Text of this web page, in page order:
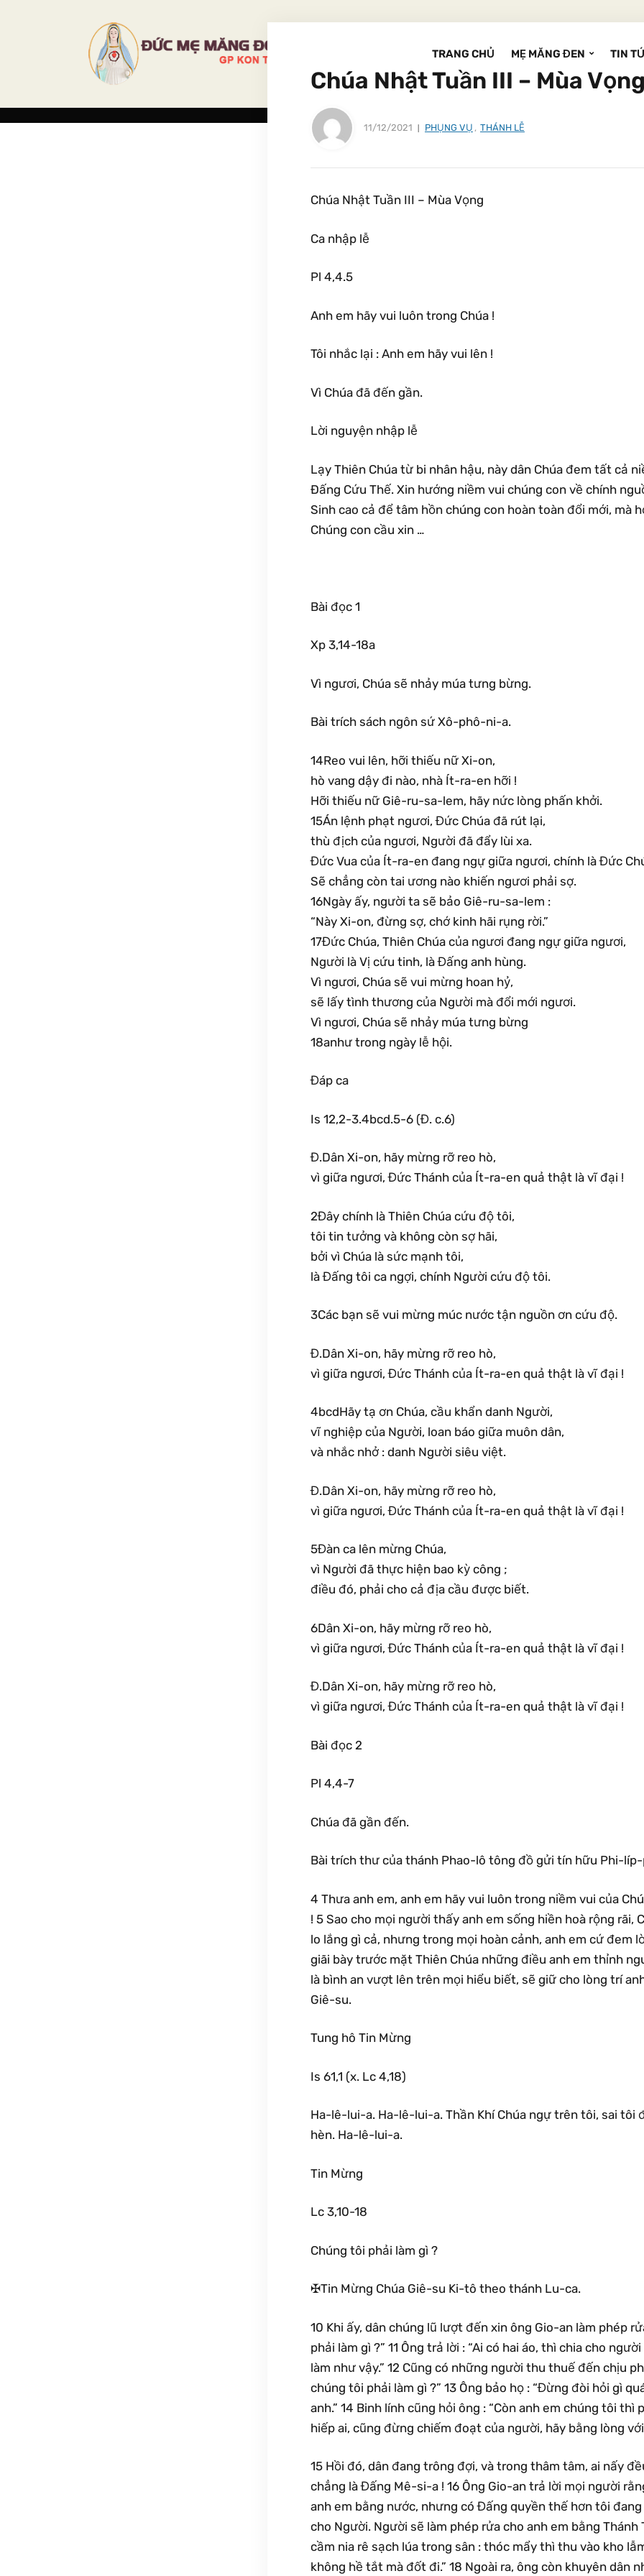
TRANG CHỦ MẸ MĂNG ĐEN TIN
Chúa Nhật Tuần III – Mùa
11/12/2021 PHỤNG VỤ , THÁNH LỄ
Chúa Nhật Tuần III – Mùa Vọng
Ca nhập lễ
Pl 4,4.5
Anh em hãy vui luôn trong Chúa !
Tôi nhắc lại : Anh em hãy vui lên !
Vì Chúa đã đến gần.
Lời nguyện nhập lễ
Lạy Thiên Chúa từ bi nhân hậu, này dân Chúa đem tất cả
Ðấng Cứu Thế. Xin hướng niềm vui chúng con về chính
Sinh cao cả để tâm hồn chúng con hoàn toàn đổi mới, mà
Chúng con cầu xin …
Bài đọc 1
Xp 3,14-18a
Vì ngươi, Chúa sẽ nhảy múa tưng bừng.
Bài trích sách ngôn sứ Xô-phô-ni-a.
14Reo vui lên, hỡi thiếu nữ Xi-on,
hò vang dậy đi nào, nhà Ít-ra-en hỡi !
Hỡi thiếu nữ Giê-ru-sa-lem, hãy nức lòng phấn khởi.
15Án lệnh phạt ngươi, Đức Chúa đã rút lại,
thù địch của ngươi, Người đã đẩy lùi xa.
Đức Vua của Ít-ra-en đang ngự giữa ngươi, chính là Đức
Sẽ chẳng còn tai ương nào khiến ngươi phải sợ.
16Ngày ấy, người ta sẽ bảo Giê-ru-sa-lem :
“Này Xi-on, đừng sợ, chớ kinh hãi rụng rời.”
17Đức Chúa, Thiên Chúa của ngươi đang ngự giữa ngươi,
Người là Vị cứu tinh, là Đấng anh hùng.
Vì ngươi, Chúa sẽ vui mừng hoan hỷ,
sẽ lấy tình thương của Người mà đổi mới ngươi.
Vì ngươi, Chúa sẽ nhảy múa tưng bừng
18anhư trong ngày lễ hội.
Đáp ca
Is 12,2-3.4bcd.5-6 (Đ. c.6)
Đ.Dân Xi-on, hãy mừng rỡ reo hò,
vì giữa ngươi, Đức Thánh của Ít-ra-en quả thật là vĩ đại !
2Đây chính là Thiên Chúa cứu độ tôi,
tôi tin tưởng và không còn sợ hãi,
bởi vì Chúa là sức mạnh tôi,
là Đấng tôi ca ngợi, chính Người cứu độ tôi.
3Các bạn sẽ vui mừng múc nước tận nguồn ơn cứu độ.
Đ.Dân Xi-on, hãy mừng rỡ reo hò,
vì giữa ngươi, Đức Thánh của Ít-ra-en quả thật là vĩ đại !
4bcdHãy tạ ơn Chúa, cầu khẩn danh Người,
vĩ nghiệp của Người, loan báo giữa muôn dân,
và nhắc nhở : danh Người siêu việt.
Đ.Dân Xi-on, hãy mừng rỡ reo hò,
vì giữa ngươi, Đức Thánh của Ít-ra-en quả thật là vĩ đại !
5Đàn ca lên mừng Chúa,
vì Người đã thực hiện bao kỳ công ;
điều đó, phải cho cả địa cầu được biết.
6Dân Xi-on, hãy mừng rỡ reo hò,
vì giữa ngươi, Đức Thánh của Ít-ra-en quả thật là vĩ đại !
Đ.Dân Xi-on, hãy mừng rỡ reo hò,
vì giữa ngươi, Đức Thánh của Ít-ra-en quả thật là vĩ đại !
Bài đọc 2
Pl 4,4-7
Chúa đã gần đến.
Bài trích thư của thánh Phao-lô tông đồ gửi tín hữu Phi-
4 Thưa anh em, anh em hãy vui luôn trong niềm vui của
! 5 Sao cho mọi người thấy anh em sống hiền hoà rộng rãi,
lo lắng gì cả, nhưng trong mọi hoàn cảnh, anh em cứ đem
giãi bày trước mặt Thiên Chúa những điều anh em thỉnh
là bình an vượt lên trên mọi hiểu biết, sẽ giữ cho lòng trí
Giê-su.
Tung hô Tin Mừng
Is 61,1 (x. Lc 4,18)
Ha-lê-lui-a. Ha-lê-lui-a. Thần Khí Chúa ngự trên tôi, sai tôi
hèn. Ha-lê-lui-a.
Tin Mừng
Lc 3,10-18
Chúng tôi phải làm gì ?
✠Tin Mừng Chúa Giê-su Ki-tô theo thánh Lu-ca.
10 Khi ấy, dân chúng lũ lượt đến xin ông Gio-an làm phép
phải làm gì ?” 11 Ông trả lời : “Ai có hai áo, thì chia cho
làm như vậy.” 12 Cũng có những người thu thuế đến chịu
chúng tôi phải làm gì ?” 13 Ông bảo họ : “Đừng đòi hỏi gì
anh.” 14 Binh lính cũng hỏi ông : “Còn anh em chúng tôi thì
hiếp ai, cũng đừng chiếm đoạt của người, hãy bằng lòng
15 Hồi đó, dân đang trông đợi, và trong thâm tâm, ai nấy
chẳng là Đấng Mê-si-a ! 16 Ông Gio-an trả lời mọi người
anh em bằng nước, nhưng có Đấng quyền thế hơn tôi
cho Người. Người sẽ làm phép rửa cho anh em bằng Thánh
cầm nia rê sạch lúa trong sân : thóc mẩy thì thu vào kho
không hề tắt mà đốt đi.” 18 Ngoài ra, ông còn khuyên dân